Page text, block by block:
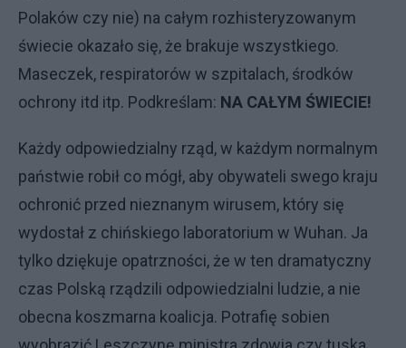
Polaków czy nie) na całym rozhisteryzowanym
świecie okazało się, że brakuje wszystkiego.
Maseczek, respiratorów w szpitalach, środków
ochrony itd itp. Podkreślam: NA CAŁYM ŚWIECIE!
Każdy odpowiedzialny rząd, w każdym normalnym
państwie robił co mógł, aby obywateli swego kraju
ochronić przed nieznanym wirusem, który się
wydostał z chińskiego laboratorium w Wuhan. Ja
tylko dziękuje opatrzności, że w ten dramatyczny
czas Polską rządzili odpowiedzialni ludzie, a nie
obecna koszmarna koalicja. Potrafię sobien